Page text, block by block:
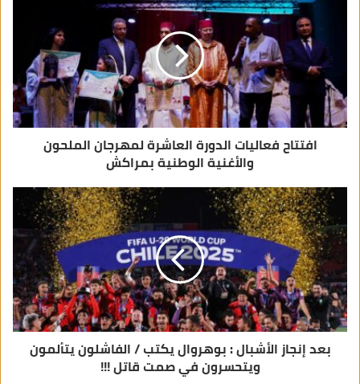
ي
افتتاح فعاليات الدورة العاشرة لمهرجان الملحون
والأغنية الوطنية بمراكش
بعد إنجاز الأشبال : بوهروال يكتب / الفاشلون يتألمون
ويتحسرون في صمت قاتل !!!